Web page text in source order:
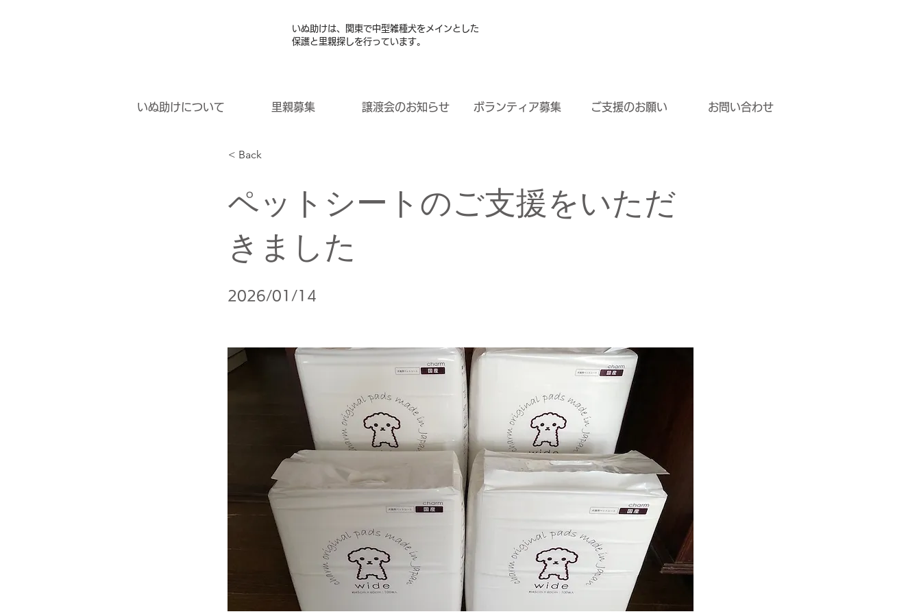
いぬ助けは、関東で中型雑種犬をメインとした
保護と里親探しを行っています。
いぬ助けについて 里親募集 譲渡会のお知らせ ボランティア募集 ご支援のお願い お問い合わせ
< Back
ペットシートのご支援をいただ
きました
2026/01/14